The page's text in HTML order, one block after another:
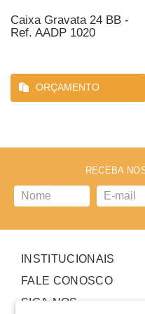
Caixa Gravata 24 BB -
Ref. AADP 1020
ORÇAMENTO
RECEBA
INSTITUCIONAIS
FALE CONOSCO
SIGA-NOS